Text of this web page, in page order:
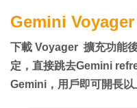
Gemini
下載 Voyager 擴充功能
定，直接跳去Gemini
Gemini，用戶即可開長以